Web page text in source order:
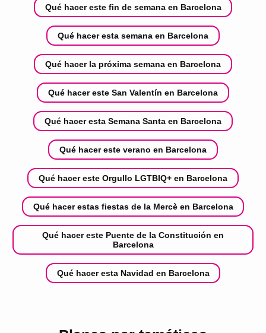
Qué hacer este fin de semana en Barcelona
Qué hacer esta semana en Barcelona
Qué hacer la próxima semana en Barcelona
Qué hacer este San Valentín en Barcelona
Qué hacer esta Semana Santa en Barcelona
Qué hacer este verano en Barcelona
Qué hacer este Orgullo LGTBIQ+ en Barcelona
Qué hacer estas fiestas de la Mercè en Barcelona
Qué hacer este Puente de la Constitución en
Barcelona
Qué hacer esta Navidad en Barcelona